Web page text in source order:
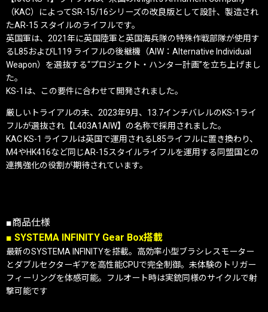
（KAC）によってSR-15/16シリーズの改良版として設計、製造され
たAR-15 スタイルのライフルです。
英国軍は、2021年に英国陸軍と英国海兵隊の特殊作戦部隊が使用す
るL85およびL119 ライフルの後継機（AIW：Alternative Individual
Weapon）を選抜する“プロジェクト・ハンター計画”を立ち上げまし
た。
KS-1は、この要件に合わせて開発されました。
厳しいトライアルの末、2023年9月、13.7インチバレルのKS-1ライ
フルが選抜され【L403A1AIW】の名称で採用されました。
KAC KS-1 ライフルは英国で運用されるL85ライフルに置き換わり、
M4やHK416など同じAR-15スタイルライフルを運用する同盟国との
連携強化の役割が期待されています。
■商品仕様
■ SYSTEMA INFINITY Gear Box搭載
最新のSYSTEMA INFINITYを搭載。高効率小型ブラシレスモーター
とダブルセクターギアを高性能CPUで完全制御。未体験のトリガー
フィーリングを体感可能。フルオート時は実銃同様のサイクルで射
撃可能です